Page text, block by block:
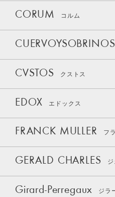
CORUM コルム
CUERVOYSOBRINOS
CVSTOS クストス
EDOX エドックス
FRANCK MULLER フ
GERALD CHARLES
Girard-Perregaux ジラ